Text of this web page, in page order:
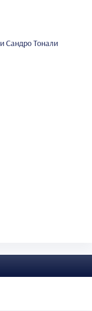
Сандро Тонали